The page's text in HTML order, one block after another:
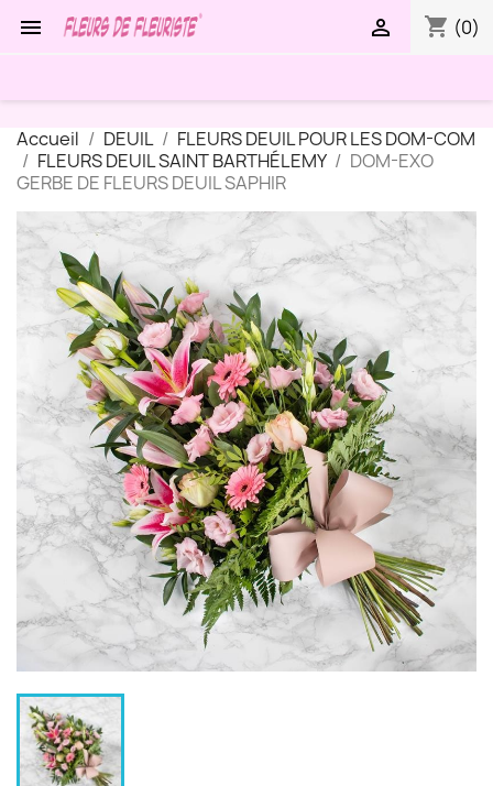
 shopping_cart (0)

Accueil DEUIL
FLEURS DEUIL POUR LES DOM-COM
FLEURS DEUIL SAINT BARTHÉLEMY
DOM-EXO
GERBE DE FLEURS DEUIL SAPHIR